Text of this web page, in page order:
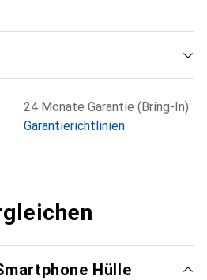
24 Monate Garantie (Bring-In)
Garantierichtlinien
Hülle